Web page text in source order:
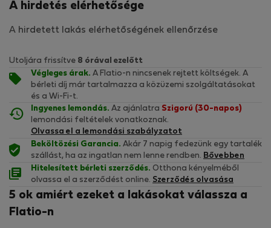
A hirdetés elérhetősége
A hirdetett lakás elérhetőségének ellenőrzése
Utoljára frissítve 8 órával ezelőtt
Végleges árak. A Flatio-n nincsenek rejtett költségek. A
bérleti díj már tartalmazza a közüzemi szolgáltatásokat
és a Wi-Fi-t.
Ingyenes lemondás. Az ajánlatra Szigorú (30-napos)
lemondási feltételek vonatkoznak.
Olvassa el a lemondási szabályzatot
Beköltözési Garancia. Akár 7 napig fedezünk egy tartalék
szállást, ha az ingatlan nem lenne rendben. Bővebben
Hitelesített bérleti szerződés. Otthona kényelméből
olvassa el a szerződést online. Szerződés olvasása
5 ok amiért ezeket a lakásokat válassza a
Flatio-n